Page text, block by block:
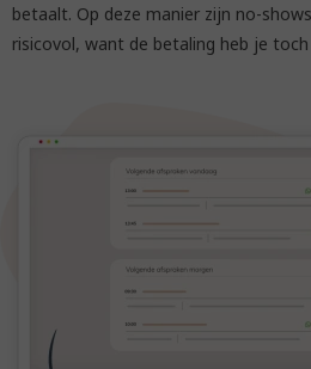
betaalt. Op deze manier zijn no-
risicovol, want de betaling heb je toch